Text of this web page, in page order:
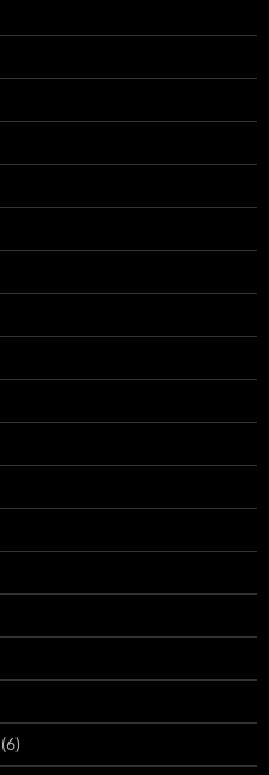
(6)